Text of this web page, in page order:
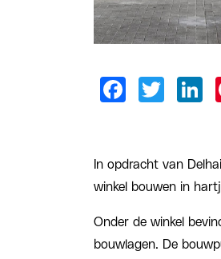
In opdracht van
winkel bouwen in
Onder de winkel
bouwlagen. De